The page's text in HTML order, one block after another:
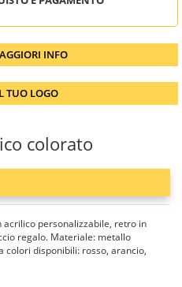
INFO
TUO LOGO
colorato
personalizzabile, retro in
regalo. Materiale: metallo
colori disponibili: rosso, arancio,